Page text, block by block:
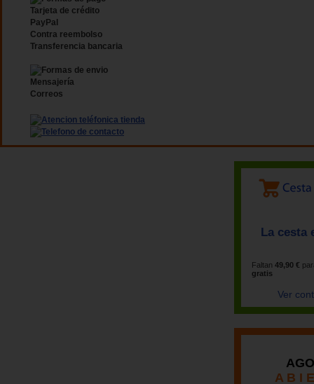
Tarjeta de crédito
PayPal
Contra reembolso
Transferencia bancaria
Mensajería
Correos
La cesta
Faltan 49,90 €
gratis
Ver
A B I